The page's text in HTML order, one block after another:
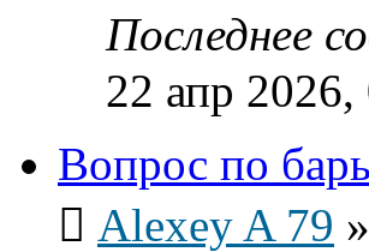
Последнее
22 апр 2026,
Вопрос по
Alexey A 79 »